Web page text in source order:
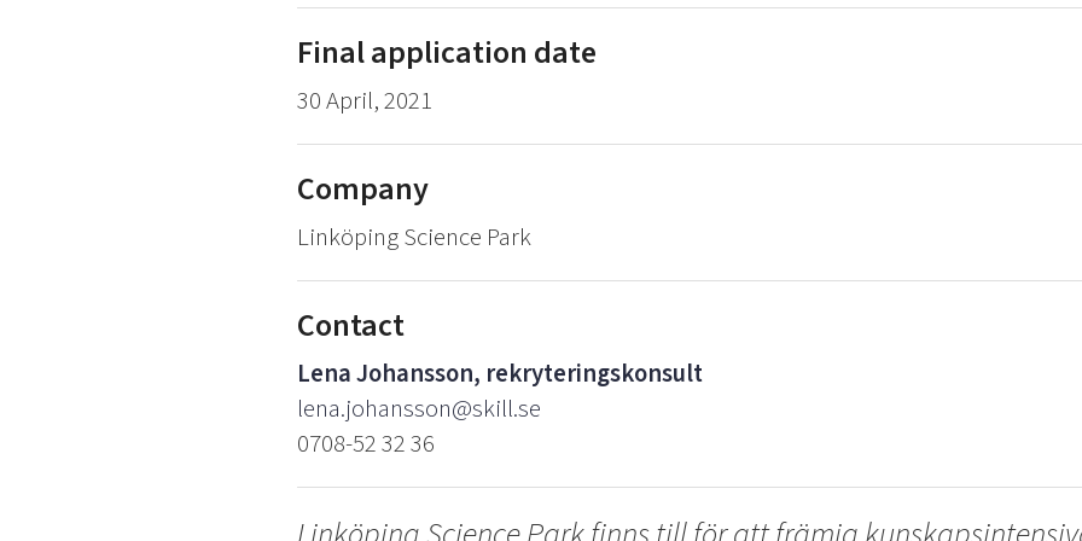
Final application date
30 April, 2021
Company
Linköping Science Park
Contact
Lena Johansson, rekryteringskonsult
lena.johansson@skill.se
0708-52 32 36